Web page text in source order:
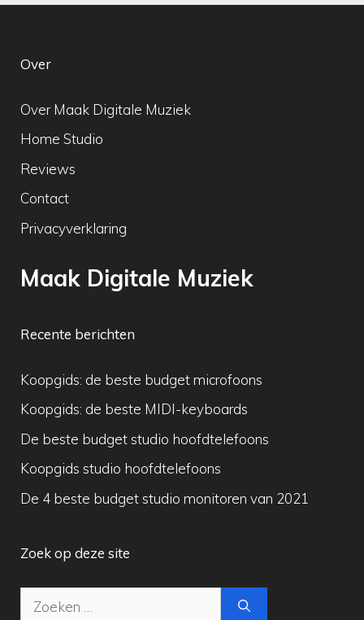
Over
Over Maak Digitale Muziek
Home Studio
Reviews
Contact
Privacyverklaring
Maak Digitale Muziek
Recente berichten
Koopgids: de beste budget microfoons
Koopgids: de beste MIDI-keyboards
De beste budget studio hoofdtelefoons
Koopgids studio hoofdtelefoons
De 4 beste budget studio monitoren van 2021
Zoek op deze site
Zoek